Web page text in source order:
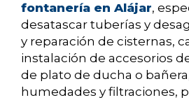
fontanería en Alájar,
desatascar tuberías y
y reparación de cisternas,
instalación de accesorios
de plato de ducha o
humedades y filtraciones,